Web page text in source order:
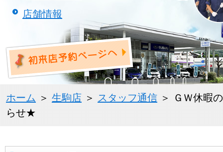
店舗情報
ホーム ＞ 生駒店 ＞ スタッフ通信 ＞ ＧＷ休暇
らせ★